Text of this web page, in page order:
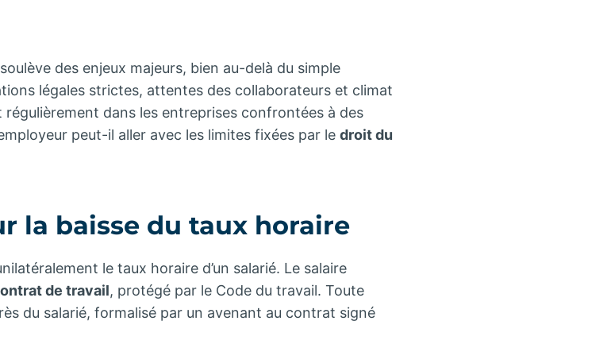
des enjeux majeurs, bien au-delà du simple
légales strictes, attentes des collaborateurs et climat
dans les entreprises confrontées à des
peut-il aller avec les limites fixées par le droit du
la baisse du taux horaire
le taux horaire d’un salarié. Le salaire
de travail, protégé par le Code du travail. Toute
du salarié, formalisé par un avenant au contrat signé